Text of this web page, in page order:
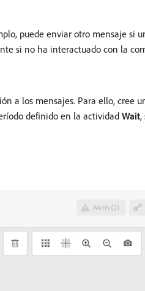
puede enviar otro mensaje si
si no ha interactuado con la
a los mensajes. Para ello, cree
definido en la actividad Wait,